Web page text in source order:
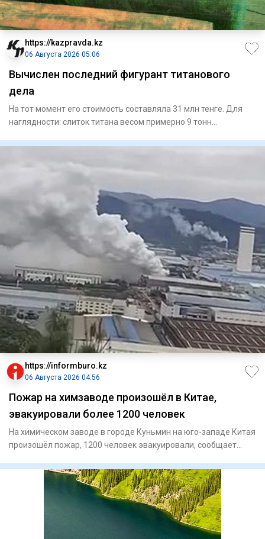
https://kazpravda.kz
06 Августа 2026 05:06
Вычислен последний фигурант титанового
дела
На тот момент его стоимость составляла 31 млн тенге. Для
наглядности: слиток титана весом примерно 9 тонн
https://informburo.kz
06 Августа 2026 04:56
Пожар на химзаводе произошёл в Китае,
эвакуировали более 1200 человек
На химическом заводе в городе Куньмин на юго-западе Китая
произошёл пожар, 1200 человек эвакуировали, сообщает